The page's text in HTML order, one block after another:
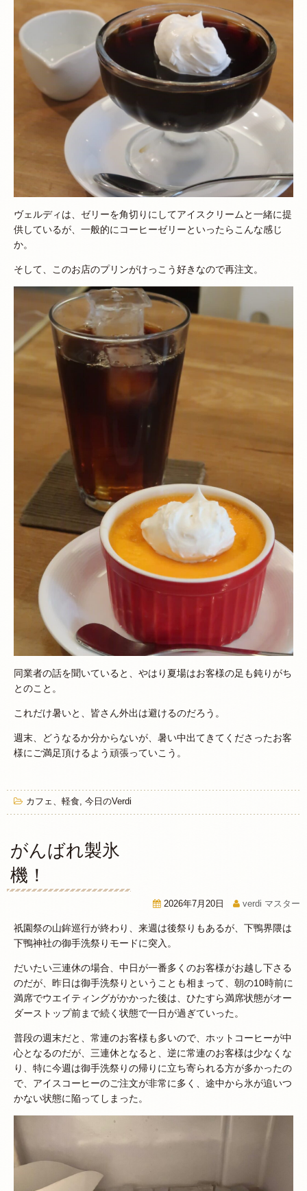
ヴェルディは、ゼリーを角切りにしてアイスクリームと一緒に提
供しているが、一般的にコーヒーゼリーといったらこんな感じ
か。
そして、このお店のプリンがけっこう好きなので再注文。
同業者の話を聞いていると、やはり夏場はお客様の足も鈍りがち
とのこと。
これだけ暑いと、皆さん外出は避けるのだろう。
週末、どうなるか分からないが、暑い中出てきてくださったお客
様にご満足頂けるよう頑張っていこう。
カフェ、軽食, 今日のVerdi
がんばれ製氷
機！
2026年7月20日 verdi マスター
祇園祭の山鉾巡行が終わり、来週は後祭りもあるが、下鴨界隈は
下鴨神社の御手洗祭りモードに突入。
だいたい三連休の場合、中日が一番多くのお客様がお越し下さる
のだが、昨日は御手洗祭りということも相まって、朝の10時前に
満席でウエイティングがかかった後は、ひたすら満席状態がオー
ダーストップ前まで続く状態で一日が過ぎていった。
普段の週末だと、常連のお客様も多いので、ホットコーヒーが中
心となるのだが、三連休となると、逆に常連のお客様は少なくな
り、特に今週は御手洗祭りの帰りに立ち寄られる方が多かったの
で、アイスコーヒーのご注文が非常に多く、途中から氷が追いつ
かない状態に陥ってしまった。